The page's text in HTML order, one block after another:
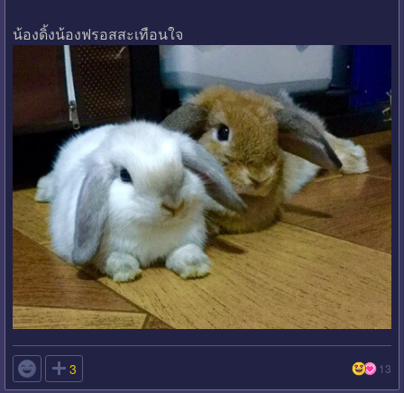
น้องดิ้งน้องฟรอสสะเทือนใจ
 3 13